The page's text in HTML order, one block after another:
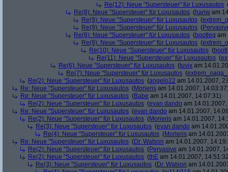
Re(12): Neue "Supersteuer" für Luxusautos
Re(8): Neue "Supersteuer" für Luxusautos (hariw am
Re(9): Neue "Supersteuer" für Luxusautos (
Re(9): Neue "Supersteuer" für Luxusautos (
Re(8): Neue "Supersteuer" für Luxusautos (bootleg am
Re(9): Neue "Supersteuer" für Luxusautos (
Re(10): Neue "Supersteuer" für Luxusautos (
Re(11): Neue "Supersteuer" für Luxusautos (
Re(6): Neue "Supersteuer" für Luxusautos (tuvix am
Re(7): Neue "Supersteuer" für Luxusautos (
Re(2): Neue "Supersteuer" für Luxusautos (angelo22 am 14.01.2007,
Re: Neue "Supersteuer" für Luxusautos (Morieris am 14.01.2007,
Re: Neue "Supersteuer" für Luxusautos (Babe am 14.01.2007, 14:07:31)
Re(2): Neue "Supersteuer" für Luxusautos (evan dando am
Re: Neue "Supersteuer" für Luxusautos (evan dando am 14.01.2007,
Re(2): Neue "Supersteuer" für Luxusautos (Morieris am 14.01.2007,
Re(3): Neue "Supersteuer" für Luxusautos (evan dando am
Re(4): Neue "Supersteuer" für Luxusautos (Morieris am
Re: Neue "Supersteuer" für Luxusautos (Dr. Watson am 14.01.2007,
Re(2): Neue "Supersteuer" für Luxusautos (Pervasive am 14.01.2007,
Re(2): Neue "Supersteuer" für Luxusautos (thE am 14.01.2007,
Re(3): Neue "Supersteuer" für Luxusautos (Dr. Watson am